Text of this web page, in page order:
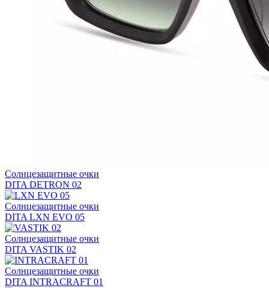
Солнцезащитные очки
DITA DETRON 02
Солнцезащитные очки
DITA LXN EVO 05
Солнцезащитные очки
DITA VASTIK 02
Солнцезащитные очки
DITA INTRACRAFT 01